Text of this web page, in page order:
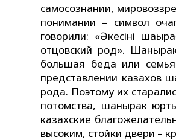
самосознании,
понимании – символ
говорили: «Әкесінің
отцовский род».
большая беда или семья
представлении казахов
рода. Поэтому их
потомства, шанырак
казахские
высоким, стойки двери –